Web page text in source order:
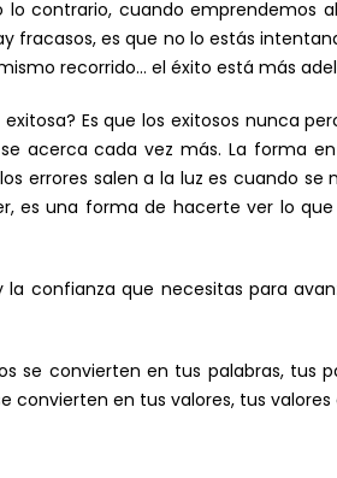
contrario, cuando emprendemos
fracasos, es que no lo estás
recorrido… el éxito está más
Es que los exitosos nunca
acerca cada vez más. La forma
errores salen a la luz es cuando se
es una forma de hacerte ver lo
confianza que necesitas para
se convierten en tus palabras, tus
en tus valores, tus valores